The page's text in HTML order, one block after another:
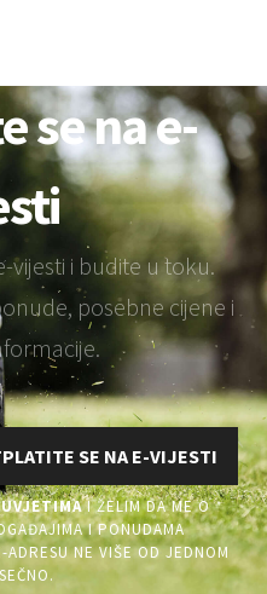
se na e-
vijesti i budite u toku.
posebne cijene i
SE NA E-VIJESTI
I ŽELIM DA ME O
I PONUDAMA
ADRESU NE VIŠE OD JEDNOM